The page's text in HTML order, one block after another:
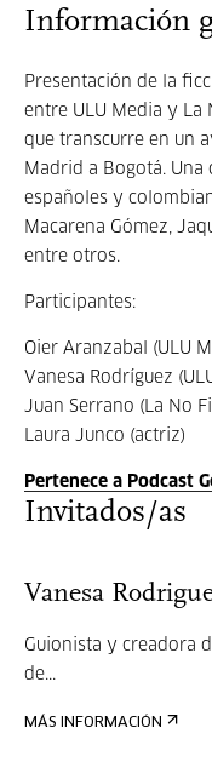
Información
Presentación de la
entre ULU Media y La
que transcurre en un
Madrid a Bogotá. Una
españoles y
Macarena Gómez,
entre otros.
Participantes:
Oier Aranzabal (ULU
Vanesa Rodríguez
Juan Serrano (La No
Laura Junco (actriz)
Pertenece a Podcast
Invitados/as
Vanesa
Guionista y creadora
de...
MÁS INFORMACIÓN